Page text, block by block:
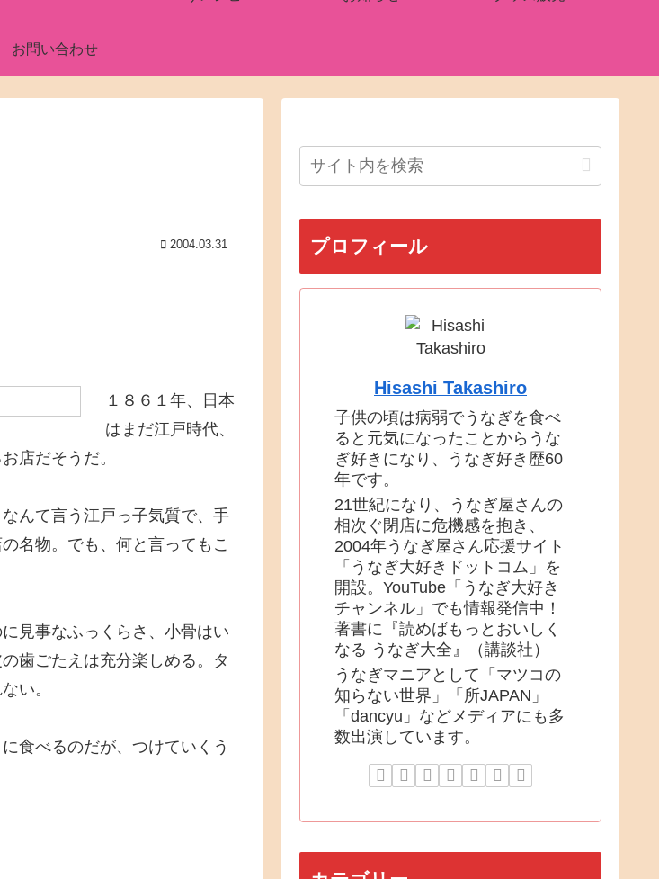
お問い合わせ
2004.03.31
１８６１年、日本
はまだ江戸時代、
店だそうだ。
んて言う江戸っ子気質で、手
名物。でも、何と言ってもこ
見事なふっくらさ、小骨はい
歯ごたえは充分楽しめる。タ
い。
食べるのだが、つけていくう
プロフィール
Hisashi Takashiro
子供の頃は病弱でうなぎを食べ
ると元気になったことからうな
ぎ好きになり、うなぎ好き歴60
年です。
21世紀になり、うなぎ屋さんの
相次ぐ閉店に危機感を抱き、
2004年うなぎ屋さん応援サイト
「うなぎ大好きドットコム」を
開設。YouTube「うなぎ大好き
チャンネル」でも情報発信中！
著書に『読めばもっとおいしく
なる うなぎ大全』（講談社）
うなぎマニアとして「マツコの
知らない世界」「所JAPAN」
「dancyu」などメディアにも多
数出演しています。